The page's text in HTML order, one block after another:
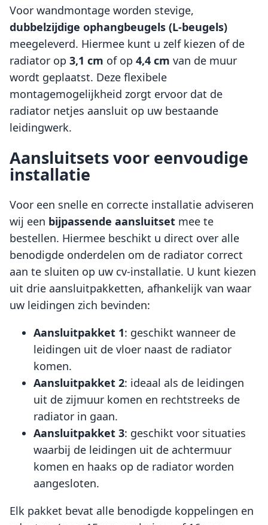
Voor wandmontage worden stevige,
dubbelzijdige ophangbeugels (L-beugels)
meegeleverd. Hiermee kunt u zelf kiezen of de
radiator op 3,1 cm of op 4,4 cm van de muur
wordt geplaatst. Deze flexibele
montagemogelijkheid zorgt ervoor dat de
radiator netjes aansluit op uw bestaande
leidingwerk.
Aansluitsets voor eenvoudige
installatie
Voor een snelle en correcte installatie adviseren
wij een bijpassende aansluitset mee te
bestellen. Hiermee beschikt u direct over alle
benodigde onderdelen om de radiator correct
aan te sluiten op uw cv-installatie. U kunt kiezen
uit drie aansluitpakketten, afhankelijk van waar
uw leidingen zich bevinden:
Aansluitpakket 1: geschikt wanneer de
leidingen uit de vloer naast de radiator
komen.
Aansluitpakket 2: ideaal als de leidingen
uit de zijmuur komen en rechtstreeks de
radiator in gaan.
Aansluitpakket 3: geschikt voor situaties
waarbij de leidingen uit de achtermuur
komen en haaks op de radiator worden
aangesloten.
Elk pakket bevat alle benodigde koppelingen en